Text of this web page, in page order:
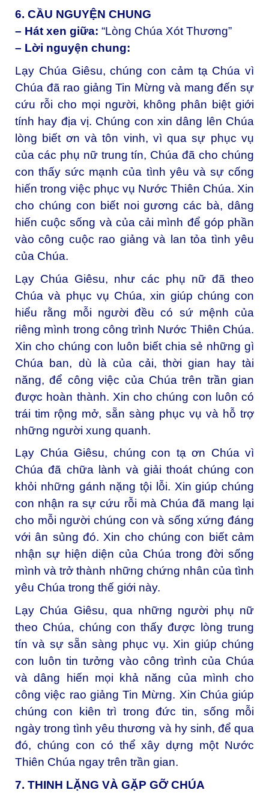
6. CẦU NGUYỆN CHUNG
– Hát xen giữa: “Lòng Chúa Xót Thương”
– Lời nguyện chung:
Lạy Chúa Giêsu, chúng con cảm tạ Chúa vì
Chúa đã rao giảng Tin Mừng và mang đến sự
cứu rỗi cho mọi người, không phân biệt giới
tính hay địa vị. Chúng con xin dâng lên Chúa
lòng biết ơn và tôn vinh, vì qua sự phục vụ
của các phụ nữ trung tín, Chúa đã cho chúng
con thấy sức mạnh của tình yêu và sự cống
hiến trong việc phục vụ Nước Thiên Chúa. Xin
cho chúng con biết noi gương các bà, dâng
hiến cuộc sống và của cải mình để góp phần
vào công cuộc rao giảng và lan tỏa tình yêu
của Chúa.
Lạy Chúa Giêsu, như các phụ nữ đã theo
Chúa và phục vụ Chúa, xin giúp chúng con
hiểu rằng mỗi người đều có sứ mệnh của
riêng mình trong công trình Nước Thiên Chúa.
Xin cho chúng con luôn biết chia sẻ những gì
Chúa ban, dù là của cải, thời gian hay tài
năng, để công việc của Chúa trên trần gian
được hoàn thành. Xin cho chúng con luôn có
trái tim rộng mở, sẵn sàng phục vụ và hỗ trợ
những người xung quanh.
Lạy Chúa Giêsu, chúng con tạ ơn Chúa vì
Chúa đã chữa lành và giải thoát chúng con
khỏi những gánh nặng tội lỗi. Xin giúp chúng
con nhận ra sự cứu rỗi mà Chúa đã mang lại
cho mỗi người chúng con và sống xứng đáng
với ân sủng đó. Xin cho chúng con biết cảm
nhận sự hiện diện của Chúa trong đời sống
mình và trở thành những chứng nhân của tình
yêu Chúa trong thế giới này.
Lạy Chúa Giêsu, qua những người phụ nữ
theo Chúa, chúng con thấy được lòng trung
tín và sự sẵn sàng phục vụ. Xin giúp chúng
con luôn tin tưởng vào công trình của Chúa
và dâng hiến mọi khả năng của mình cho
công việc rao giảng Tin Mừng. Xin Chúa giúp
chúng con kiên trì trong đức tin, sống mỗi
ngày trong tình yêu thương và hy sinh, để qua
đó, chúng con có thể xây dựng một Nước
Thiên Chúa ngay trên trần gian.
7. THINH LẶNG VÀ GẶP GỠ CHÚA